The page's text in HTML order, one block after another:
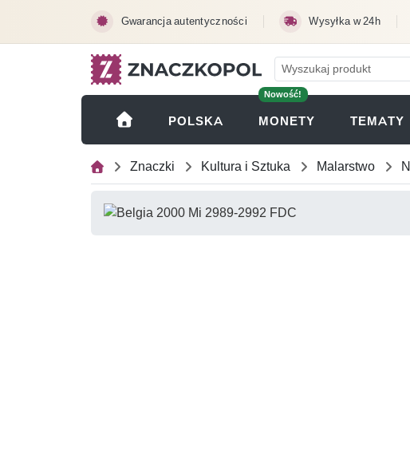
Gwarancja autentyczności Wysyłka w 24h
POLSKA
Nowość!
MONETY (OTWIERA
TEMATY
Znaczki Kultura i Sztuka Malarstwo